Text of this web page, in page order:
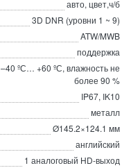
авто, цвет,ч/б
3D DNR (уровни 1 ~ 9)
ATW/MWB
поддержка
–40 ºС… +60 ºС, влажность не
более 90 %
IP67, IK10
металл
Ø145.2×124.1 мм
английский
1 аналоговый HD-выход